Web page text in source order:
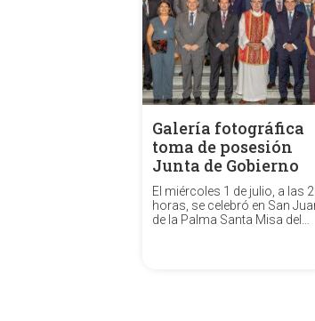
Galería fotográfica
toma de posesión
Junta de Gobierno
El miércoles 1 de julio, a las
horas, se celebró en San
de la Palma Santa Misa del